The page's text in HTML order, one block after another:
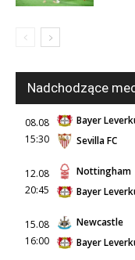
Nadchodzące
08.08
15:30
Bayer
Sevilla FC
12.08
20:45
Nottingham
Bayer
15.08
16:00
Newcastle
Bayer